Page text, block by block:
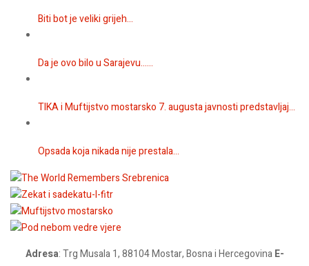
Biti bot je veliki grijeh...
Da je ovo bilo u Sarajevu…...
TIKA i Muftijstvo mostarsko 7. augusta javnosti predstavljaj...
Opsada koja nikada nije prestala...
Adresa: Trg Musala 1, 88104 Mostar, Bosna i HercegovinaE-